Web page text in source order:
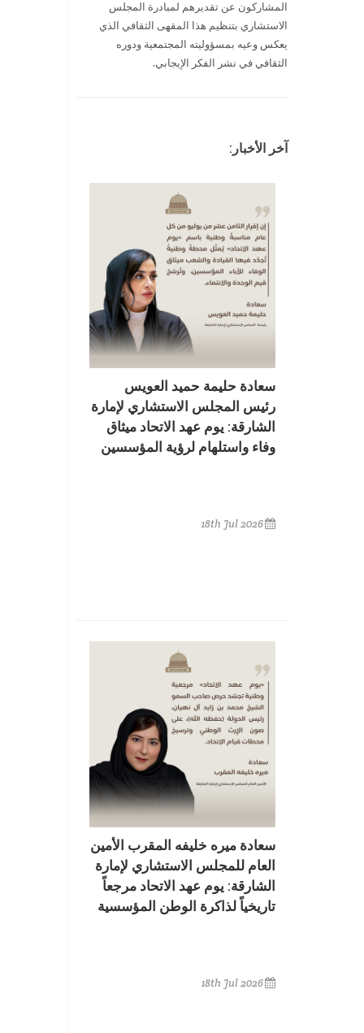
المشاركون عن تقديرهم لمبادرة المجلس
الاستشاري بتنظيم هذا المقهى الثقافي الذي
يعكس وعيه بمسؤوليته المجتمعية ودوره
الثقافي في نشر الفكر الإيجابي.
آخر الأخبار:
سعادة حليمة حميد العويس
رئيس المجلس الاستشاري لإمارة
الشارقة: يوم عهد الاتحاد ميثاق
وفاء واستلهام لرؤية المؤسسين
18th Jul 2026
سعادة ميره خليفه المقرب الأمين
العام للمجلس الاستشاري لإمارة
الشارقة: يوم عهد الاتحاد مرجعاً
تاريخياً لذاكرة الوطن المؤسسية
18th Jul 2026